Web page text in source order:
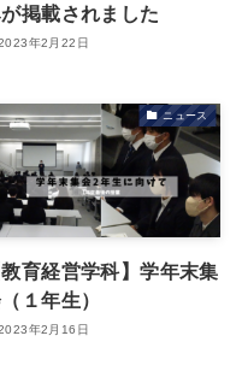
掲載されました
年2月22日
ニュース
教育経営学科】学年末集
１年生）
年2月16日